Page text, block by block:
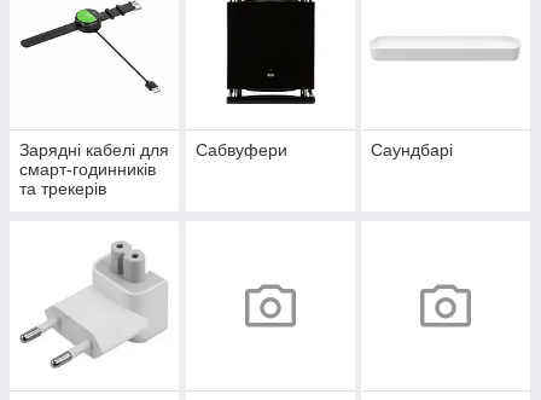
Зарядні кабелі для
смарт-годинників
та трекерів
Сабвуфери Саундбарі